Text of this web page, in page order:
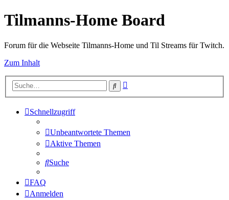
Tilmanns-Home Board
Forum für die Webseite Tilmanns-Home und Til Streams für Twitch.
Zum Inhalt
Suche
Schnellzugriff
Unbeantwortete Themen
Aktive Themen
Suche
FAQ
Anmelden